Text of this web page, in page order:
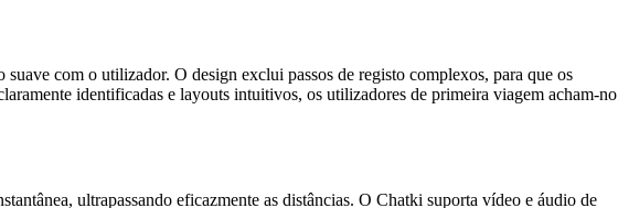
com o utilizador. O design exclui passos de registo complexos, para que os
identificadas e layouts intuitivos, os utilizadores de primeira viagem acham-no
ultrapassando eficazmente as distâncias. O Chatki suporta vídeo e áudio de